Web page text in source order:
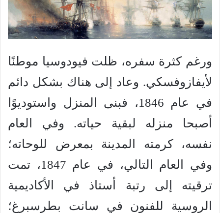
ورغم كثرة سفره، ظلت فيودوسيا موطنًا
لأيفازوفسكي. وعاد إلى هناك بشكل دائم
في عام 1846، فبنى المنزل واستوديوًا
أصبحا منزله لبقية حياته. وفي العام
نفسه، كرمته المدينة بمعرض للوحاته؛
وفي العام التالي، في عام 1847، تمت
ترقيته إلى رتبة أستاذ في الأكاديمية
الروسية للفنون في سانت بطرسبرغ؛